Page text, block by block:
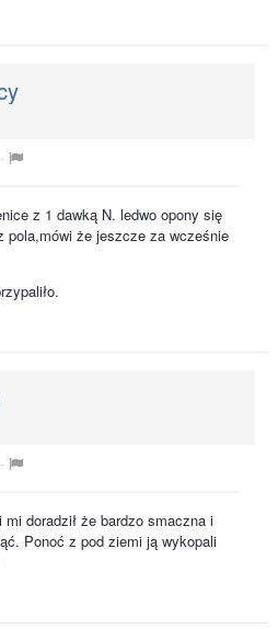
·
z 1 dawką N. ledwo opony się
pola,mówi że jeszcze za wcześnie
·
doradził że bardzo smaczna i
Ponoć z pod ziemi ją wykopali